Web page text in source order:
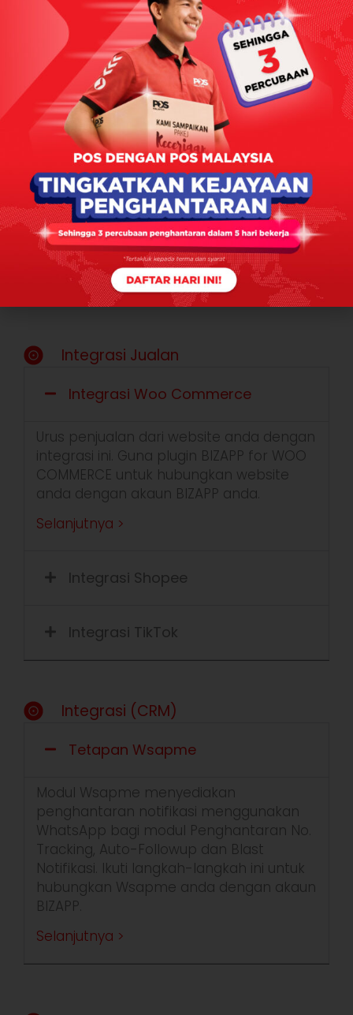
Integrasi Pembayaran
Integrasi Bizappay
Gunakan sistem pembayaranonline
BIZAPPAYuntuk menjamin sekuriti
pembayaran serta menjadikan anda
tampaklebih profesional dalam berurus
niaga.
Selanjutnya >
Integrasi Jualan
Integrasi Woo Commerce
Urus penjualan dari website anda dengan
integrasi ini. Guna plugin BIZAPP for WOO
COMMERCE untuk hubungkan website
anda dengan akaun BIZAPP anda.
Selanjutnya >
Integrasi Shopee
Integrasi TikTok
Integrasi (CRM)
Tetapan Wsapme
Modul Wsapme menyediakan
penghantaran notifikasi menggunakan
WhatsApp bagi modul Penghantaran No.
Tracking, Auto-Followup dan Blast
Notifikasi. Ikuti langkah-langkah ini untuk
hubungkan Wsapme anda dengan akaun
BIZAPP.
Selanjutnya >